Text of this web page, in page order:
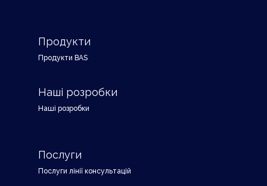
Продукти
Продукти BAS
Наші розробки
Наші розробки
Послуги
Послуги лінії консультацій